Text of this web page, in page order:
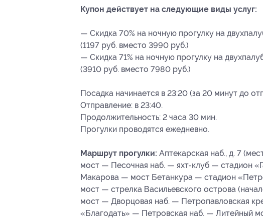
Купон действует на следующие виды услуг:
— Скидка 70% на ночную прогулку на
(1197 руб. вместо 3990 руб.)
— Скидка 71% на ночную прогулку на
(3910 руб. вместо 7980 руб.)
Посадка начинается в 23:20 (за 20 минут до
Отправление: в 23:40.
Продолжительность: 2 часа 30 мин.
Прогулки проводятся ежедневно.
Маршрут прогулки: Аптекарская наб., д. 7
мост — Песочная наб. — яхт-клуб — стадион
Макарова — мост Бетанкура — стадион
мост — стрелка Васильевского острова
мост — Дворцовая наб. — Петропавловская
«Благодать» — Петровская наб. — Литейный